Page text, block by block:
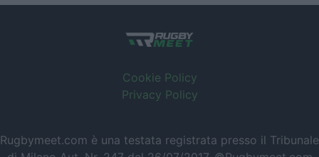
Cookie Policy
Privacy Policy
Rugbymeet.com è una testata registrata presso il Tribunale